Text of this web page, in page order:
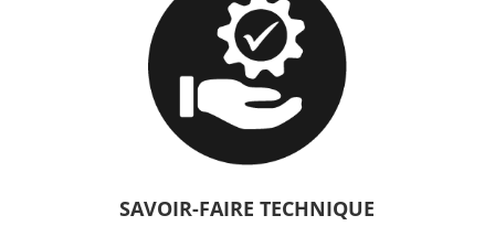
SAVOIR-FAIRE TECHNIQUE